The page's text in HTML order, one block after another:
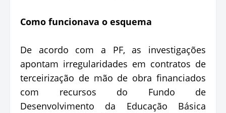
Como funcionava o esquema
De acordo com a PF, as investigações
apontam irregularidades em contratos de
terceirização de mão de obra financiados
com recursos do Fundo de
Desenvolvimento da Educação Básica